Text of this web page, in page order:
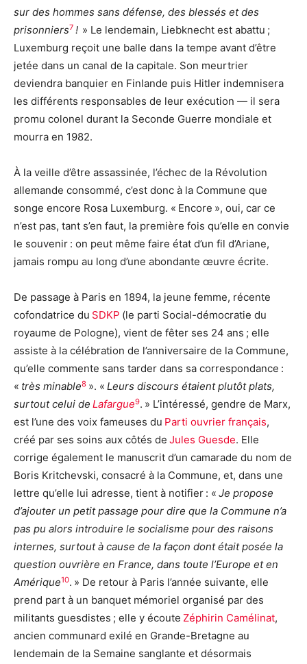
sur des hommes sans défense, des blessés et des
prisonniers7 ! » Le lendemain, Liebknecht est abattu ;
Luxemburg reçoit une balle dans la tempe avant d’être
jetée dans un canal de la capitale. Son meurtrier
deviendra banquier en Finlande puis Hitler indemnisera
les différents responsables de leur exécution — il sera
promu colonel durant la Seconde Guerre mondiale et
mourra en 1982.
À la veille d’être assassinée, l’échec de la Révolution
allemande consommé, c’est donc à la Commune que
songe encore Rosa Luxemburg. « Encore », oui, car ce
n’est pas, tant s’en faut, la première fois qu’elle en convie
le souvenir : on peut même faire état d’un fil d’Ariane,
jamais rompu au long d’une abondante œuvre écrite.
De passage à Paris en 1894, la jeune femme, récente
cofondatrice du SDKP (le parti Social-démocratie du
royaume de Pologne), vient de fêter ses 24 ans ; elle
assiste à la célébration de l’anniversaire de la Commune,
qu’elle commente sans tarder dans sa correspondance :
« très minable8 ». « Leurs discours étaient plutôt plats,
surtout celui de Lafargue9. » L’intéressé, gendre de Marx,
est l’une des voix fameuses du Parti ouvrier français,
créé par ses soins aux côtés de Jules Guesde. Elle
corrige également le manuscrit d’un camarade du nom de
Boris Kritchevski, consacré à la Commune, et, dans une
lettre qu’elle lui adresse, tient à notifier : « Je propose
d’ajouter un petit passage pour dire que la Commune n’a
pas pu alors introduire le socialisme pour des raisons
internes, surtout à cause de la façon dont était posée la
question ouvrière en France, dans toute l’Europe et en
Amérique10. » De retour à Paris l’année suivante, elle
prend part à un banquet mémoriel organisé par des
militants guesdistes ; elle y écoute Zéphirin Camélinat,
ancien communard exilé en Grande-Bretagne au
lendemain de la Semaine sanglante et désormais